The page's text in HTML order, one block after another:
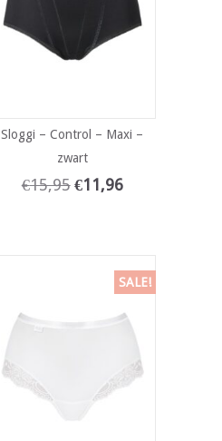
Sloggi – Control – Maxi –
zwart
€15,95 €11,96
SALE!